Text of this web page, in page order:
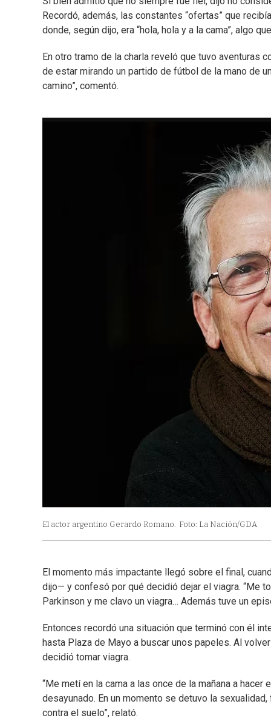
Recordó, además, las constantes “ofertas” que
donde, según dijo, era “hola, hola y a la cama”, algo
En otro tramo de la charla reveló que tuvo aventuras
de estar mirando un partido de fútbol de la mano de
camino”, comentó.
El actor argentino Gerardo Romano. Foto: La Nación/GDA
El momento más impactante llegó sobre el final,
dijo— y confesó por qué decidió dejar el viagra. “Me
Parkinson y me clavo un viagra… Además tuve un
Entonces recordó una situación que terminó con él
hasta Plaza de Mayo a buscar unos papeles. Al
decidió tomar viagra.
“Me metí en la cama a las once de la mañana a
desayunado. En un momento se detuvo la
contra el suelo”, relató.